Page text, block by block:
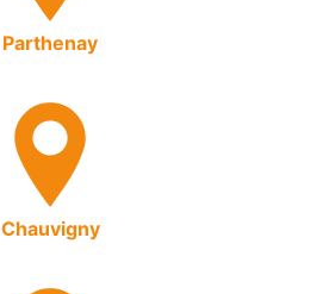
Parthenay
Chauvigny